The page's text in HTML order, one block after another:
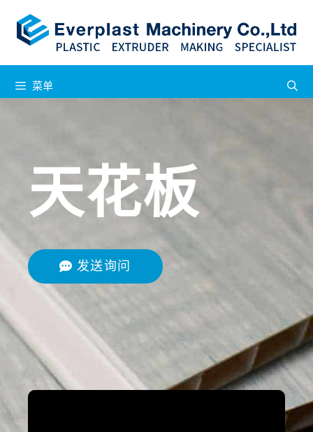
菜单
天花板
发送询问